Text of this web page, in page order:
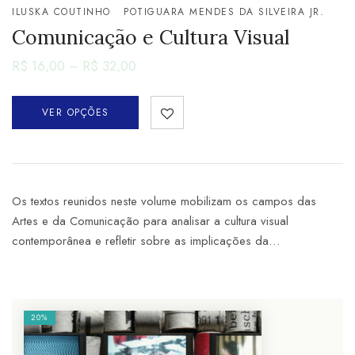
ILUSKA COUTINHO POTIGUARA MENDES DA SILVEIRA JR.
Comunicação e Cultura Visual
R$ 16,00 – R$ 32,00
VER OPÇÕES
Os textos reunidos neste volume mobilizam os campos das
Artes e da Comunicação para analisar a cultura visual
contemporânea e refletir sobre as implicações da…
20%